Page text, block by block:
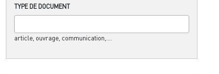
TYPE DE DOCUMENT
article, ouvrage, communication,....